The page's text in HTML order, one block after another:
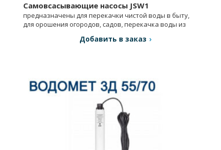
Самовсасывающие насосы JSW1
предназначены для перекачки чистой воды в быту,
для орошения огородов, садов, перекачка воды из
Добавить в заказ